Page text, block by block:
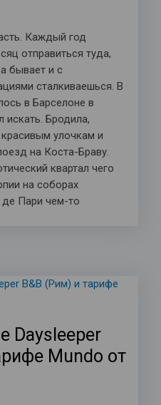
Каждый год
отправиться туда,
бывает и с
сталкиваешься. В
в Барселоне в
искать. Бродила,
улочкам и
на Коста-Браву.
квартал чего
на соборах
Пари чем-то
Daysleeper
Mundo от